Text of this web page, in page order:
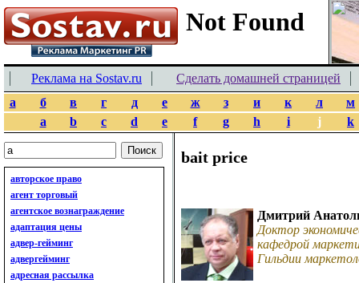
Реклама на Sostav.ru
Сделать домашней страницей
а
б в г д е ж з и к л
м
a
b c d e f g h i j k
авторское право
агент торговый
агентское вознаграждение
адаптация цены
адвер-гейминг
адвергейминг
адресная рассылка
bait price
Дмитрий
Доктор
кафедрой
Гильдии